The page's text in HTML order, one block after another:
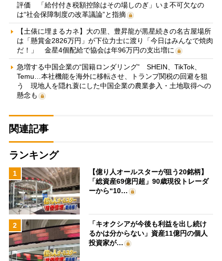
評価 「給付付き税額控除はその場しのぎ」いま不可欠なの
は“社会保障制度の改革議論”と指摘
【土俵に埋まるカネ】大の里、豊昇龍が黒星続きの名古屋場所
は「懸賞金2826万円」が下位力士に渡り「今日はみんなで焼肉
だ！」 金星4個配給で協会は年96万円の支出増に
急増する中国企業の“国籍ロンダリング” SHEIN、TikTok、
Temu…本社機能を海外に移転させ、トランプ関税の回避を狙
う 現地人を隠れ蓑にした中国企業の農業参入・土地取得への
懸念も
関連記事
ランキング
1
【億り人オールスターが狙う20銘柄】
「総資産69億円超」90歳現役トレーダ
ーから“10…
2
「キオクシアが今後も利益を出し続け
るかは分からない」資産11億円の個人
投資家が…